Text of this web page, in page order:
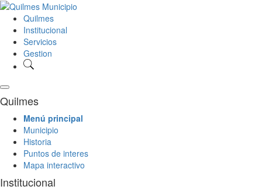
Quilmes
Institucional
Servicios
Gestion
Quilmes
Menú principal
Municipio
Historia
Puntos de interes
Mapa interactivo
Institucional